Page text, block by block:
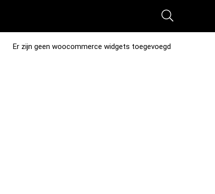
Er zijn geen woocommerce widgets toegevoegd